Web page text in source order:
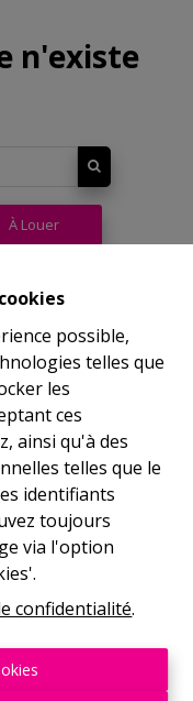
possible,
telles que
les
ces
ainsi qu'à des
telles que le
identifiants
toujours
via l'option
confidentialité.
n'existe
À Louer